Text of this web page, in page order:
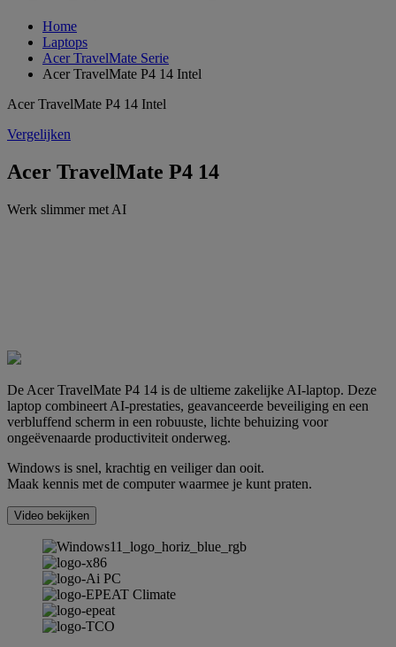
Home
Laptops
Acer TravelMate Serie
Acer TravelMate P4 14 Intel
Acer TravelMate P4 14 Intel
Vergelijken
Acer TravelMate P4 14
Werk slimmer met AI
De Acer TravelMate P4 14 is de ultieme zakelijke AI-laptop. Deze
laptop combineert AI-prestaties, geavanceerde beveiliging en een
verbluffend scherm in een robuuste, lichte behuizing voor
ongeëvenaarde productiviteit onderweg.
Windows is snel, krachtig en veiliger dan ooit.
Maak kennis met de computer waarmee je kunt praten.
Video bekijken